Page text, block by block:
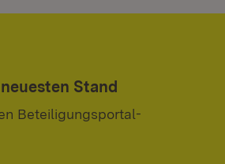
Stand
Beteiligungsportal-